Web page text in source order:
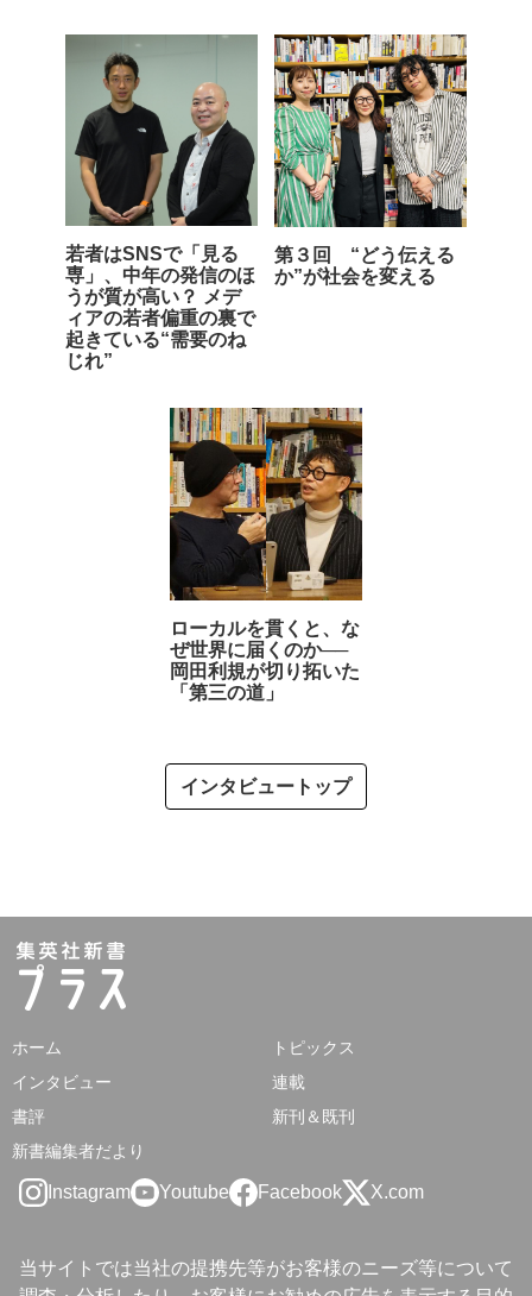
若者はSNSで「見る
専」、中年の発信のほ
うが質が高い？ メデ
ィアの若者偏重の裏で
起きている“需要のね
じれ”
第３回 “どう伝える
か”が社会を変える
ローカルを貫くと、な
ぜ世界に届くのか──
岡田利規が切り拓いた
「第三の道」
インタビュートップ
ホーム
トピックス
インタビュー
連載
書評
新刊＆既刊
新書編集者だより
Instagram Youtube Facebook X.com
当サイトでは当社の提携先等がお客様のニーズ等について